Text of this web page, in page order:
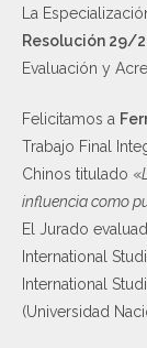
La
Resolución 29/
Evaluación y
Felicitamos a
Trabajo Final
Chinos titulado «
influencia como
El Jurado
International
International
(Universidad